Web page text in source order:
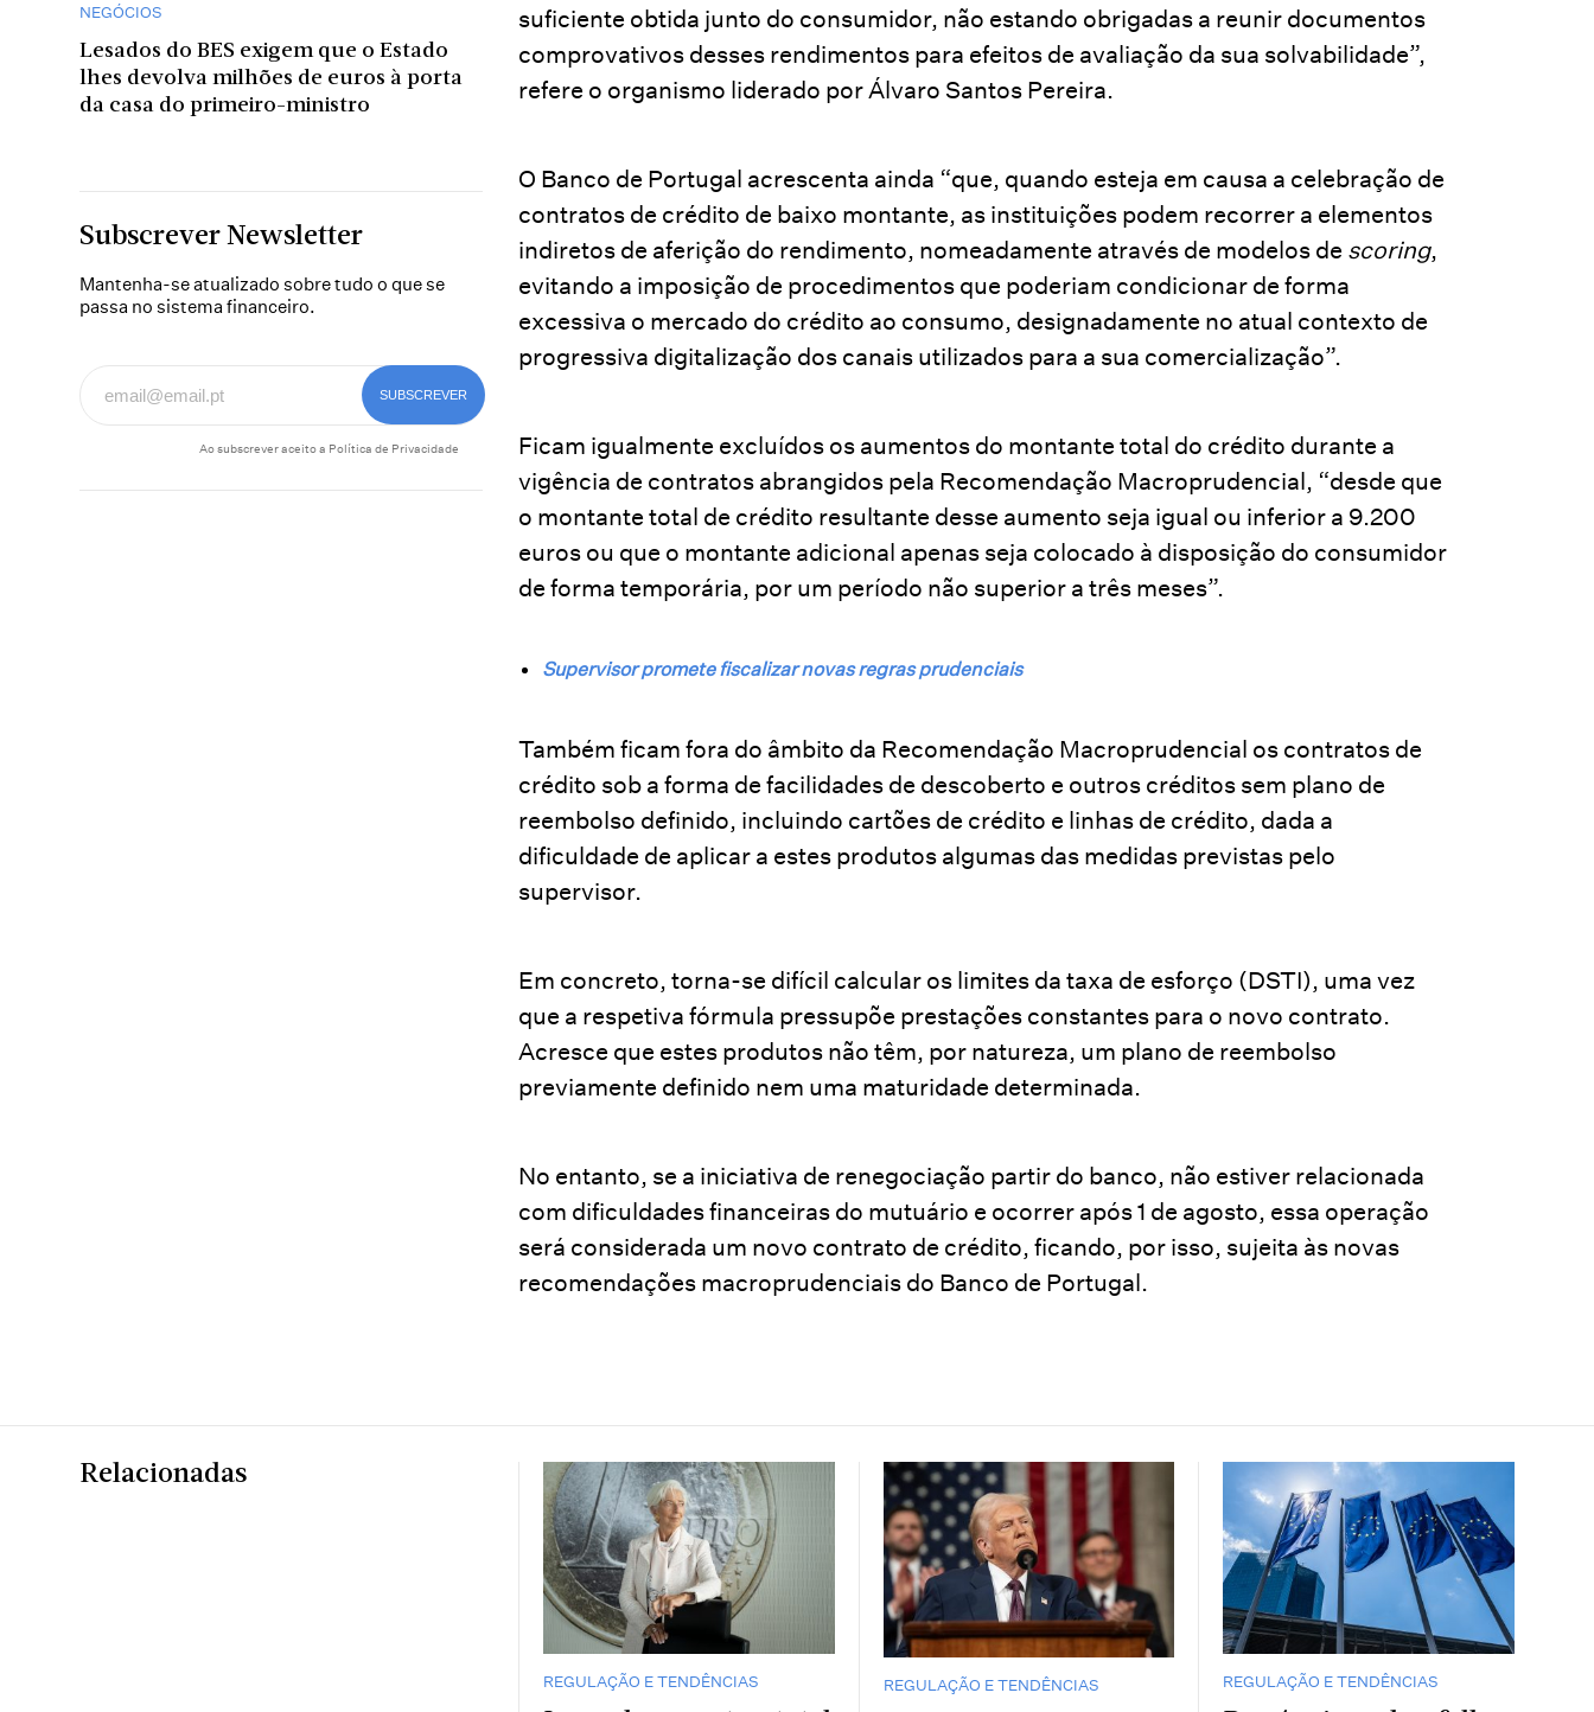
NEGÓCIOS
Lesados do BES exigem que o Estado
lhes devolva milhões de euros à porta
da casa do primeiro-ministro
Subscrever Newsletter
Mantenha-se atualizado sobre tudo o que se
passa no sistema financeiro.
Ao subscrever aceito a Política de Privacidade
suficiente obtida junto do consumidor, não estando obrigadas a reunir documentos
comprovativos desses rendimentos para efeitos de avaliação da sua solvabilidade”,
refere o organismo liderado por Álvaro Santos Pereira.
O Banco de Portugal acrescenta ainda “que, quando esteja em causa a celebração de
contratos de crédito de baixo montante, as instituições podem recorrer a elementos
indiretos de aferição do rendimento, nomeadamente através de modelos de scoring,
evitando a imposição de procedimentos que poderiam condicionar de forma
excessiva o mercado do crédito ao consumo, designadamente no atual contexto de
progressiva digitalização dos canais utilizados para a sua comercialização”.
Ficam igualmente excluídos os aumentos do montante total do crédito durante a
vigência de contratos abrangidos pela Recomendação Macroprudencial, “desde que
o montante total de crédito resultante desse aumento seja igual ou inferior a 9.200
euros ou que o montante adicional apenas seja colocado à disposição do consumidor
de forma temporária, por um período não superior a três meses”.
Supervisor promete fiscalizar novas regras prudenciais
Também ficam fora do âmbito da Recomendação Macroprudencial os contratos de
crédito sob a forma de facilidades de descoberto e outros créditos sem plano de
reembolso definido, incluindo cartões de crédito e linhas de crédito, dada a
dificuldade de aplicar a estes produtos algumas das medidas previstas pelo
supervisor.
Em concreto, torna-se difícil calcular os limites da taxa de esforço (DSTI), uma vez
que a respetiva fórmula pressupõe prestações constantes para o novo contrato.
Acresce que estes produtos não têm, por natureza, um plano de reembolso
previamente definido nem uma maturidade determinada.
No entanto, se a iniciativa de renegociação partir do banco, não estiver relacionada
com dificuldades financeiras do mutuário e ocorrer após 1 de agosto, essa operação
será considerada um novo contrato de crédito, ficando, por isso, sujeita às novas
recomendações macroprudenciais do Banco de Portugal.
Relacionadas
REGULAÇÃO E TENDÊNCIAS REGULAÇÃO E TENDÊNCIAS REGULAÇÃO E TENDÊNCIAS